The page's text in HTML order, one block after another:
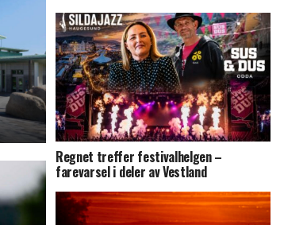
Regnet treffer festivalhelgen –
farevarsel i deler av Vestland